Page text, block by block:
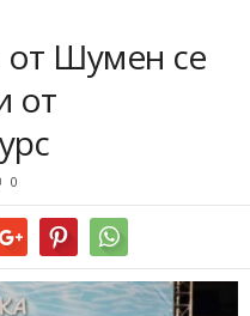
от Шумен се
от
0